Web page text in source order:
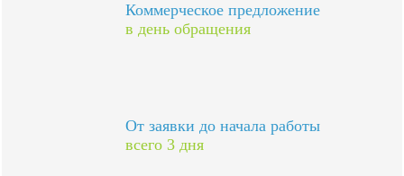
Коммерческое предложение
в день обращения
От заявки до начала работы
всего 3 дня